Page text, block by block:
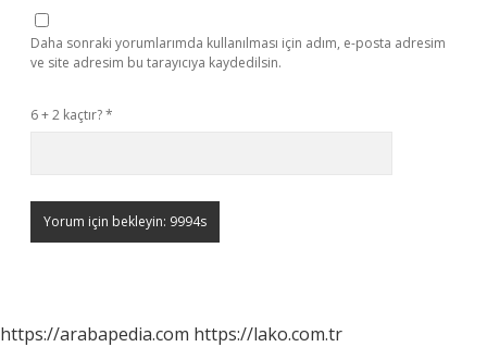
Daha sonraki yorumlarımda kullanılması için adım, e-posta adresim
ve site adresim bu tarayıcıya kaydedilsin.
6 + 2 kaçtır?*
https://arabapedia.com https://lako.com.tr